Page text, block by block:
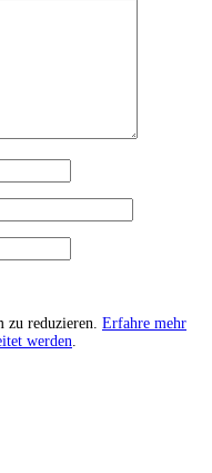
zu reduzieren. Erfahre mehr
werden.